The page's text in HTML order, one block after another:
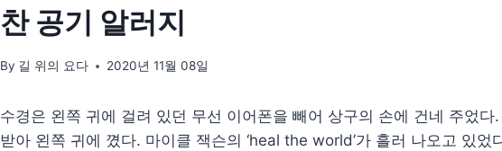
찬 공기 알러지
By 길 위의 요다 2020년 11월 08일
수경은 왼쪽 귀에 걸려 있던 무선 이어폰을 빼어 상구의 손에 건네 주었다
받아 왼쪽 귀에 꼈다. 마이클 잭슨의 ‘heal the world’가 흘러 나오고 있었